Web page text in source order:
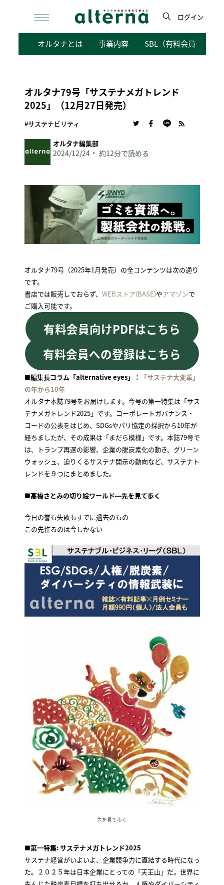
検
ログイン
オルタナとは 事業内容 SBL（有料会員向けサ
オルタナ79号「サステナメガトレンド
2025」（12月27日発売）
#サステナビリティ
オルタナ編集部
2024/12/24 約12分で読める
オルタナ79号（2025年1月発売）の全コンテンツは次の通り
です。
書店では販売しておらず、 WEBストア(BASE)やアマゾンで
ご購入可能です。
有料会員向けPDFはこちら
有料会員への登録はこちら
■編集長コラム「alternative eyes」：
「サステナ大変革」
の年から10年
オルタナ本誌79号をお届けします。今号の第一特集は「サス
テナメガトレンド2025」です。コーポレートガバナンス・
コードの公表をはじめ、SDGsやパリ協定の採択から10年が
経ちましたが、その成果は「まだら模様」です。本誌79号で
は、トランプ再選の影響、企業の脱炭素化の動き、グリーン
ウォッシュ、迫りくるサステナ開示の動向など、サステナト
レンドを９つにまとめました。
■高橋さとみの切り絵ワールド―先を見て歩く
今日の誉も失敗もすでに過去のもの
この先作るのは今しかない
先を見て歩く
■第一特集: サステナメガトレンド2025
サステナ経営がいよいよ、企業競争力に直結する時代になっ
た。２０２５年は日本企業にとっての「天王山」だ。世界に